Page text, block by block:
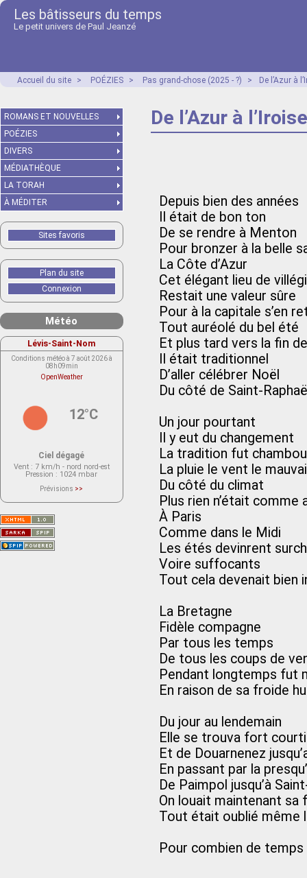
Les bâtisseurs du temps
Le petit univers de Paul Jeanzé
Accueil du site > POÉZIES > Pas grand-chose (2025 - ?) > De l’Azur à
De l’Azur à l’Iroise
Depuis bien des années
Il était de bon ton
De se rendre à Menton
Pour bronzer à la belle
La Côte d’Azur
Cet élégant lieu de
Restait une valeur sûre
Pour à la capitale s’en
Tout auréolé du bel été
Et plus tard vers la fin de
Il était traditionnel
D’aller célébrer Noël
Du côté de Saint-
Un jour pourtant
Il y eut du changement
La tradition fut
La pluie le vent le
Du côté du climat
Plus rien n’était comme
À Paris
Comme dans le Midi
Les étés devinrent
Voire suffocants
Tout cela devenait bien
La Bretagne
Fidèle compagne
Par tous les temps
De tous les coups de
Pendant longtemps fut
En raison de sa froide
Du jour au lendemain
Elle se trouva fort
Et de Douarnenez
En passant par la
De Paimpol jusqu’à
On louait maintenant sa
Tout était oublié même
Pour combien de temps
ROMANS ET NOUVELLES
POÉZIES
DIVERS
MÉDIATHÈQUE
LA TORAH
À MÉDITER
Sites favoris
Plan du site
Connexion
Météo
Lévis-Saint-Nom
Conditions météo à 7 août 2026 à
08h09min
OpenWeather
12°C
Ciel dégagé
Vent : 7 km/h - nord nord-est
Pression : 1024 mbar
Prévisions >>
actuellement aucune prévision
Saint-Nom.
Veuillez consulter le message du
service ci-dessous.
(401 - Invalid API key. Please see
https://openweathermap.org/faq#error401